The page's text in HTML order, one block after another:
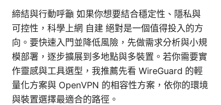
締結與行動呼籲 如果你想要結合穩定性、隱私與
可控性，科學上網 自建 絕對是一個值得投入的方
向。要快速入門並降低風險，先做需求分析與小規
模部署，逐步擴展到多地點與多裝置。若你需要實
作靈感與工具選型，我推薦先看 WireGuard 的輕
量化方案與 OpenVPN 的相容性方案，依你的環境
與裝置選擇最適合的路徑。